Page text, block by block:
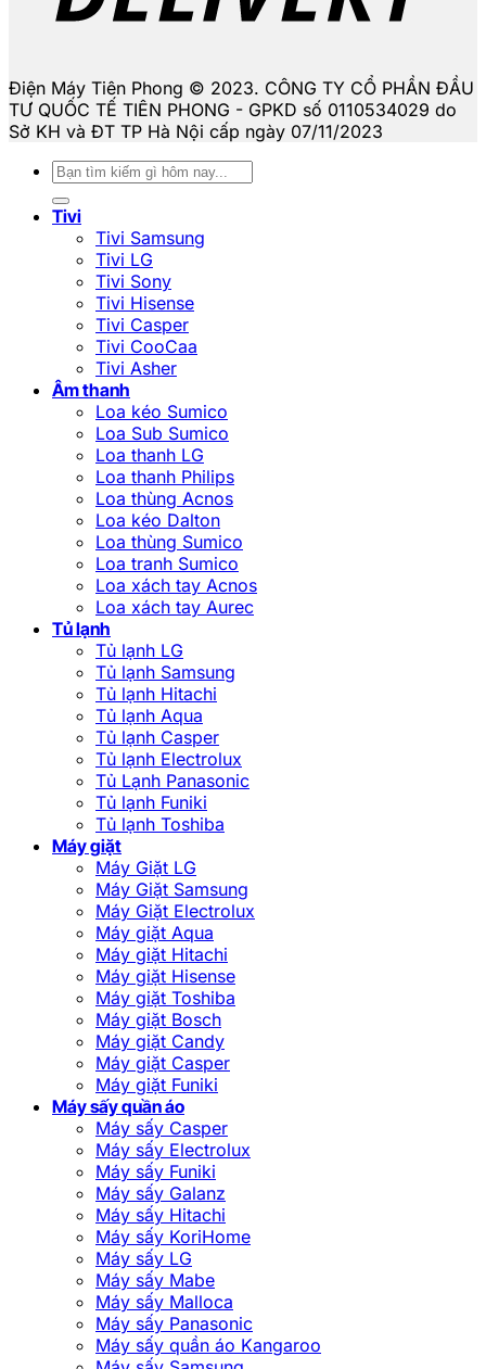
Điện Máy Tiên Phong © 2023. CÔNG TY CỔ PHẦN ĐẦU
TƯ QUỐC TẾ TIÊN PHONG - GPKD số 0110534029 do
Sở KH và ĐT TP Hà Nội cấp ngày 07/11/2023
Tìm
kiếm:
Tivi
Tivi Samsung
Tivi LG
Tivi Sony
Tivi Hisense
Tivi Casper
Tivi CooCaa
Tivi Asher
Âm thanh
Loa kéo Sumico
Loa Sub Sumico
Loa thanh LG
Loa thanh Philips
Loa thùng Acnos
Loa kéo Dalton
Loa thùng Sumico
Loa tranh Sumico
Loa xách tay Acnos
Loa xách tay Aurec
Tủ lạnh
Tủ lạnh LG
Tủ lạnh Samsung
Tủ lạnh Hitachi
Tủ lạnh Aqua
Tủ lạnh Casper
Tủ lạnh Electrolux
Tủ Lạnh Panasonic
Tủ lạnh Funiki
Tủ lạnh Toshiba
Máy giặt
Máy Giặt LG
Máy Giặt Samsung
Máy Giặt Electrolux
Máy giặt Aqua
Máy giặt Hitachi
Máy giặt Hisense
Máy giặt Toshiba
Máy giặt Bosch
Máy giặt Candy
Máy giặt Casper
Máy giặt Funiki
Máy sấy quần áo
Máy sấy Casper
Máy sấy Electrolux
Máy sấy Funiki
Máy sấy Galanz
Máy sấy Hitachi
Máy sấy KoriHome
Máy sấy LG
Máy sấy Mabe
Máy sấy Malloca
Máy sấy Panasonic
Máy sấy quần áo Kangaroo